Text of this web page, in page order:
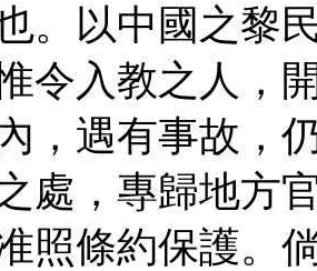
。以中國之黎
令入教之人，
，遇有事故，
處，專歸地方
照條約保護。